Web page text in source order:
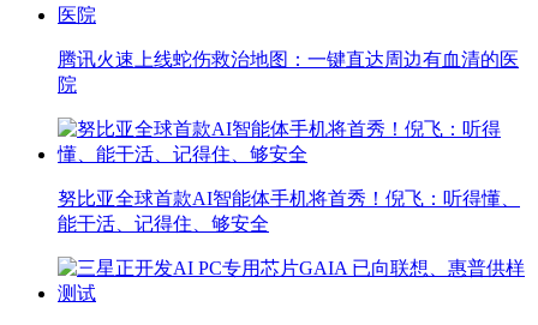
腾讯火速上线蛇伤救治地图：一键直达周边有血清的医
院
努比亚全球首款AI智能体手机将首秀！倪飞：听得懂、
能干活、记得住、够安全